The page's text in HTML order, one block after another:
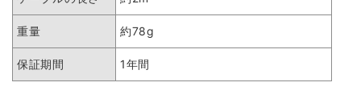
重量 約78g
保証期間 1年間